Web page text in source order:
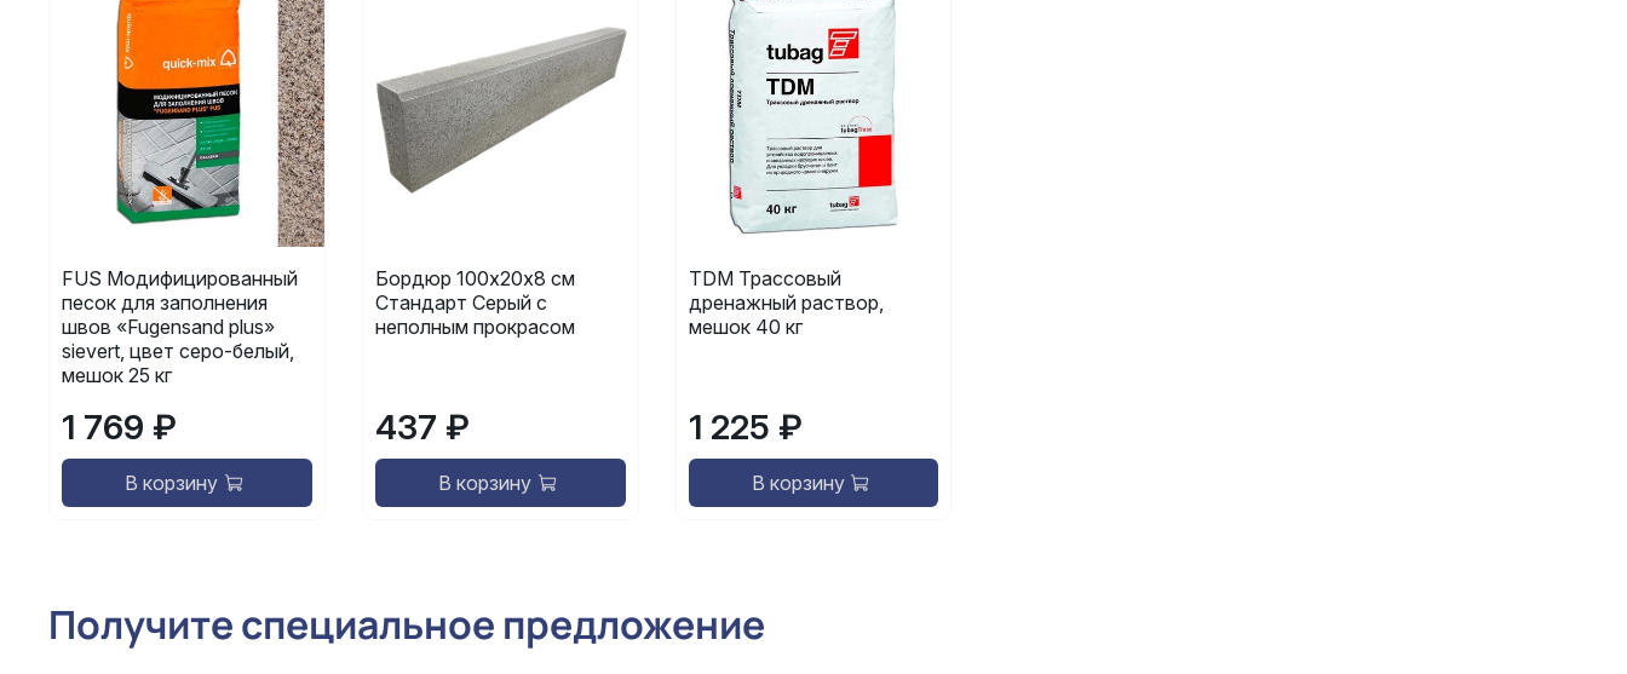
FUS Модифицированный
песок для заполнения
швов «Fugensand plus»
sievert, цвет серо-белый,
мешок 25 кг
1 769 ₽
В корзину
Бордюр 100х20х8 см
Стандарт Серый с
неполным прокрасом
437 ₽
В корзину
TDM Трассовый
дренажный раствор,
мешок 40 кг
1 225 ₽
В корзину
Получите специальное предложение